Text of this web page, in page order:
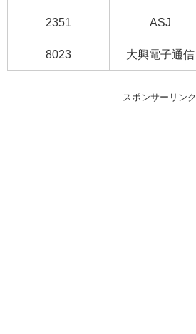
2351 ASJ
8023 大興電子通信
スポンサーリンク